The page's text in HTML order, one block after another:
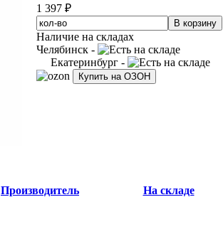
1 397 ₽
Наличие на складах
Челябинск -
Екатеринбург -
Купить на ОЗОН
Производитель На складе